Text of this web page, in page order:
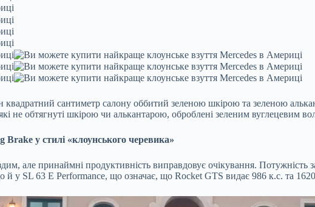
сантиметр салону оббитий зеленою шкірою та зеленою
не обтягнуті шкірою чи алькантарою, оброблені зеленим вуглецевим
у стилі «клоунського черевика»
але принаймні продуктивність виправдовує очікування. Потужність
у SL 63 E Performance, що означає, що Rocket GTS видає 986 к.с. та